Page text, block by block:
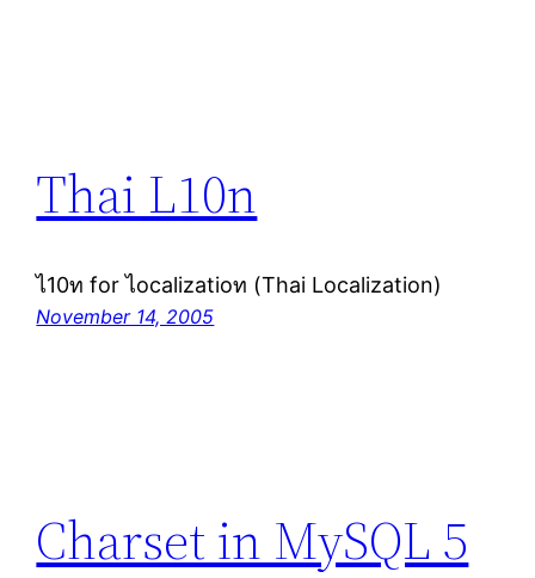
Thai L10n
ไ10ท for ไocalizatioท (Thai Localization)
November 14, 2005
Charset in MySQL 5